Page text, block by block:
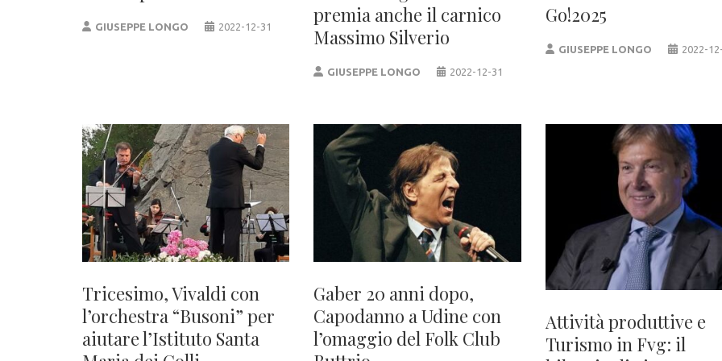
GIUSEPPE LONGO 2022-12-31
premia anche il carnico
Massimo Silverio
GIUSEPPE LONGO 2022-12-31
Go!2025
GIUSEPPE LONGO 2022-
Tricesimo, Vivaldi con
l’orchestra “Busoni” per
aiutare l’Istituto Santa
Gaber 20 anni dopo,
Capodanno a Udine con
l’omaggio del Folk Club
Attività produttive e
Turismo in Fvg: il